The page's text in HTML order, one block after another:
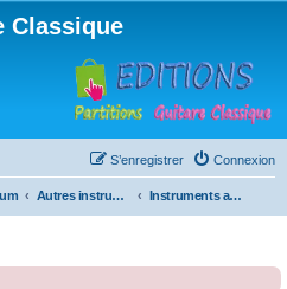
Classique
Connexion
S’enregistrer
Autres instruments à cordes pincées, ou styles Instruments anciens